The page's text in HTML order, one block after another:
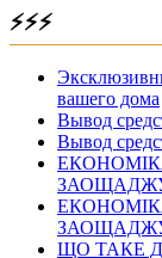
⚡⚡⚡
вашего дома
Вывод
Вывод
ЩО ТАКЕ